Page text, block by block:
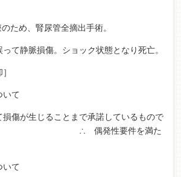
ため、腎尿管全摘出手術。
て静脈損傷。ショック状態となり死亡。
いて
損傷が生じることまで承諾しているもので
∴ 偶発性要件を満た
いて